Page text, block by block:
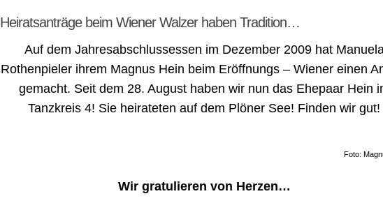
Heiratsanträge beim Wiener Walzer haben Tradition…
Auf dem Jahresabschlussessen im Dezember 2009 hat
Rothenpieler ihrem Magnus Hein beim Eröffnungs – Wiener einen
gemacht. Seit dem 28. August haben wir nun das Ehepaar Hein
Tanzkreis 4! Sie heirateten auf dem Plöner See! Finden wir gut!
Foto:
Wir gratulieren von Herzen…